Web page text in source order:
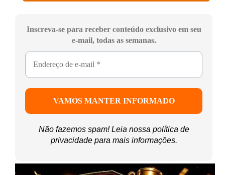
Inscreva-se para receber conteúdo exclusivo em seu
e-mail, todas as semanas.
Não fazemos spam! Leia nossa política de
privacidadepara mais informações.